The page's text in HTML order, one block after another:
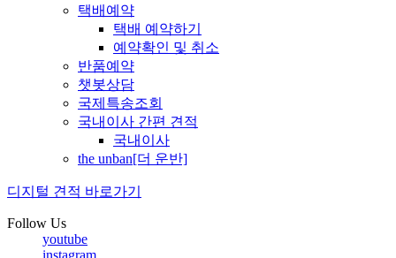
택배예약
택배 예약하기
예약확인 및 취소
반품예약
챗봇상담
국제특송조회
국내이사 간편 견적
국내이사
the unban[더 운반]
디지털 견적 바로가기
Follow Us
youtube
instagram